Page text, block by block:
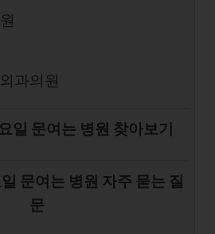
과의원
일 문여는 병원 찾아보기
문여는 병원 자주 묻는 질
문